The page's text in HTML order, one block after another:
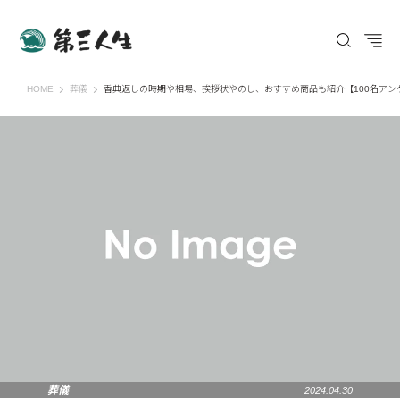
HOME 第三人生 〜寄り道の歩き方〜
葬儀 香典返しの時期や相場、挨拶状やのし、おすすめ商品も紹介【100名アン
葬儀 2024.04.30